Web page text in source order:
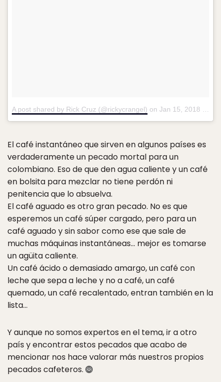
A post shared by Rick Cruz (@rickycrangel) on Jan 15, 2018 at 7:05pm PST
El café instantáneo que sirven en algunos países es
verdaderamente un pecado mortal para un
colombiano. Eso de que den agua caliente y un café
en bolsita para mezclar no tiene perdón ni
penitencia que lo absuelva.
El café aguado es otro gran pecado. No es que
esperemos un café súper cargado, pero para un
café aguado y sin sabor como ese que sale de
muchas máquinas instantáneas… mejor es tomarse
un agüita caliente.
Un café ácido o demasiado amargo, un café con
leche que sepa a leche y no a café, un café
quemado, un café recalentado, entran también en la
lista…
Y aunque no somos expertos en el tema, ir a otro
país y encontrar estos pecados que acabo de
mencionar nos hace valorar más nuestros propios
pecados cafeteros.